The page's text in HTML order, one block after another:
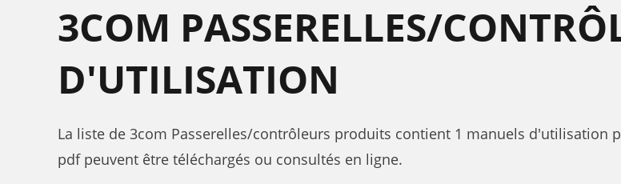
3COM PASSERELLES/
D'UTILISATION
La liste de 3com Passerelles/contrôleurs produits contient 1 manuels d'utilisation
pdf peuvent être téléchargés ou consultés en ligne.